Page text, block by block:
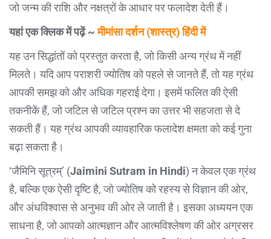
जो जन्म की राशि और नक्षत्रों के आधार पर फलादेश देती हैं।
यहां एक क्लिक में पढ़ें ~मीमांसा दर्शन (शास्त्र) हिंदी में
यह उन सिद्धांतों को प्रस्तुत करता है, जो किसी अन्य ग्रंथ में नहीं
मिलते। यदि आप पराशरी ज्योतिष को पहले से जानते हैं, तो यह ग्रंथ
आपकी समझ को और अधिक गहराई देगा। इसमें फलित की ऐसी
तकनीकें हैं, जो जटिल से जटिल प्रश्न का उत्तर भी सहजता से दे
सकती हैं। यह ग्रंथ आपकी व्यावहारिक फलादेश क्षमता को कई गुना
बढ़ा सकता है।
‘जैमिनि सूत्रम्’ (Jaimini Sutram in Hindi) न केवल एक ग्रंथ
है, बल्कि एक ऐसी दृष्टि है, जो ज्योतिष को रहस्य से विज्ञान की ओर,
और अंधविश्वास से अनुभव की ओर ले जाती है। इसका अध्ययन एक
साधना है, जो आपको आत्मज्ञान और आत्मविश्लेषण की ओर अग्रसर